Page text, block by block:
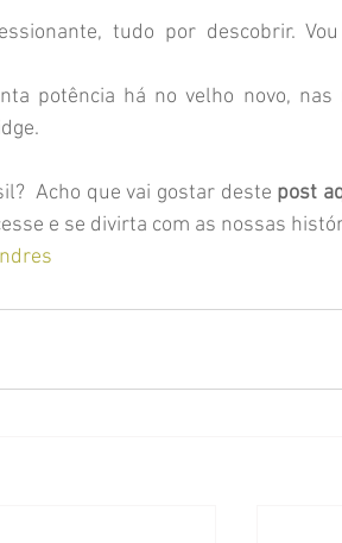
tudo por descobrir.
potência há no velho novo, nas
Acho que vai gostar deste post
e se divirta com as nossas